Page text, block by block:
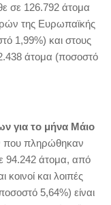
σε 126.792 άτομα
της Ευρωπαϊκής
1,99%) και στους
άτομα (ποσοστό
για το μήνα Μάιο
που πληρώθηκαν
94.242 άτομα, από
και λοιπές
5,64%) είναι